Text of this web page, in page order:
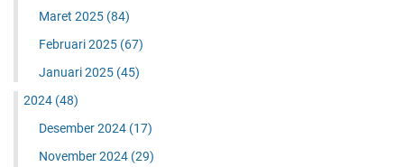
Maret 2025 (84)
Februari 2025 (67)
Januari 2025 (45)
2024 (48)
Desember 2024 (17)
November 2024 (29)